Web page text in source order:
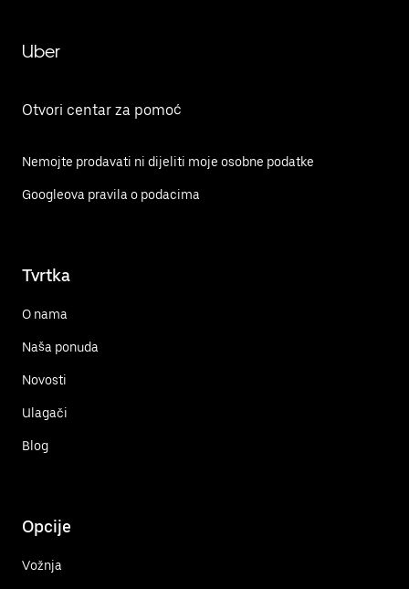
Uber
Otvori centar za pomoć
Nemojte prodavati ni dijeliti moje osobne podatke
Googleova pravila o podacima
Tvrtka
O nama
Naša ponuda
Novosti
Ulagači
Blog
Opcije
Vožnja